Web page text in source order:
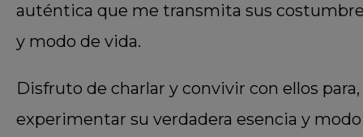
auténtica que me transmita sus
y modo de vida.
Disfruto de charlar y convivir con ellos para,
experimentar su verdadera esencia y